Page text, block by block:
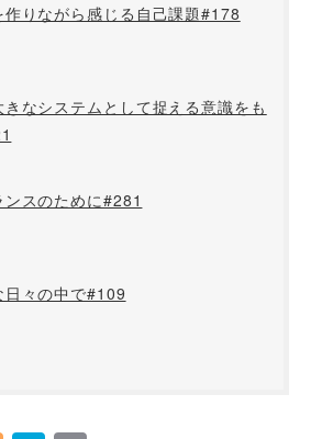
作りながら感じる自己課題#178
きなシステムとして捉える意識をも
ンスのために#281
日々の中で#109